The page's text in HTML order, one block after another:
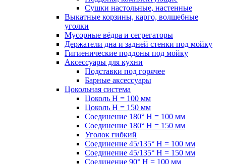
Сушки настольные, настенные
Выкатные корзины, карго, волшебные
уголки
Мусорные вёдра и сегрегаторы
Держатели дна и задней стенки под мойку
Гигиенические поддоны под мойку
Аксессуары для кухни
Подставки под горячее
Барные аксессуары
Цокольная система
Цоколь H = 100 мм
Цоколь H = 150 мм
Соединение 180° H = 100 мм
Соединение 180° H = 150 мм
Уголок гибкий
Соединение 45/135° H = 100 мм
Соединение 45/135° H = 150 мм
Соединение 90° H = 100 мм